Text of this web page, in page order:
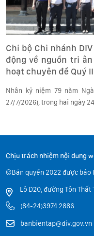
Chi bộ Chi nhánh
động về nguồn tri
hoạt chuyên đề Quý
Nhân kỷ niệm 79 năm
27/7/2026), trong hai ngày
Chịu trách nhiệm nội dung
©Bản quyền 2022 được bảo
Lô D20, đường Tôn Thất
(84-24)3974 2886
banbientap@div.gov.vn